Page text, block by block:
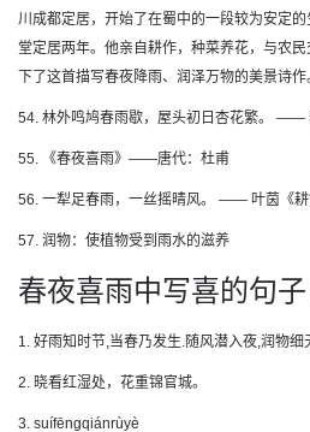
川成都定居，开始了在蜀中的一段较为安定
堂定居两年。他亲自耕作，种菜养花，与农
下了这首描写春夜降雨、润泽万物的美景诗作
54. 林外鸣鸠春雨歇，屋头初日杏花繁。 ——
55. 《春夜喜雨》——唐代：杜甫
56. 一犁足春雨，一丝摇晴风。 —— 叶茵《耕
57. 润物：使植物受到雨水的滋养
春夜喜雨中写喜的句
1. 好雨知时节,当春乃发生.随风潜入夜,润物细
2. 晓看红湿处，花重锦官城。
3. suífēngqiánrùyè